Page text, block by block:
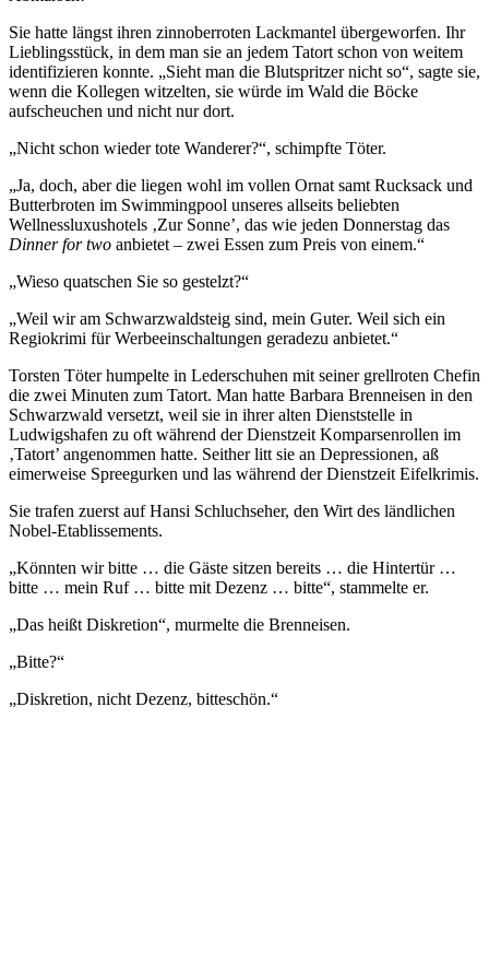
Sie hatte längst ihren zinnoberroten Lackmantel übergeworfen. Ihr
Lieblingsstück, in dem man sie an jedem Tatort schon von weitem
identifizieren konnte. „Sieht man die Blutspritzer nicht so“, sagte sie,
wenn die Kollegen witzelten, sie würde im Wald die Böcke
aufscheuchen und nicht nur dort.
„Nicht schon wieder tote Wanderer?“, schimpfte Töter.
„Ja, doch, aber die liegen wohl im vollen Ornat samt Rucksack und
Butterbroten im Swimmingpool unseres allseits beliebten
Wellnessluxushotels ‚Zur Sonne’, das wie jeden Donnerstag das
Dinner for two anbietet – zwei Essen zum Preis von einem.“
„Wieso quatschen Sie so gestelzt?“
„Weil wir am Schwarzwaldsteig sind, mein Guter. Weil sich ein
Regiokrimi für Werbeeinschaltungen geradezu anbietet.“
Torsten Töter humpelte in Lederschuhen mit seiner grellroten Chefin
die zwei Minuten zum Tatort. Man hatte Barbara Brenneisen in den
Schwarzwald versetzt, weil sie in ihrer alten Dienststelle in
Ludwigshafen zu oft während der Dienstzeit Komparsenrollen im
‚Tatort’ angenommen hatte. Seither litt sie an Depressionen, aß
eimerweise Spreegurken und las während der Dienstzeit Eifelkrimis.
Sie trafen zuerst auf Hansi Schluchseher, den Wirt des ländlichen
Nobel-Etablissements.
„Könnten wir bitte … die Gäste sitzen bereits … die Hintertür …
bitte … mein Ruf … bitte mit Dezenz … bitte“, stammelte er.
„Das heißt Diskretion“, murmelte die Brenneisen.
„Bitte?“
„Diskretion, nicht Dezenz, bitteschön.“